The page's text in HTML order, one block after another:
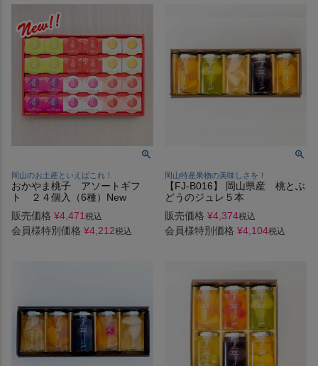
岡山のお土産といえばこれ！
おかやま桃子 アソートギフ
ト ２４個入（6種）New
販売価格 ¥4,471税込
会員様特別価格 ¥4,212税込
岡山特産果物の美味しさを！
【FJ-B016】 岡山県産 桃とぶ
どうのジュレ５本
販売価格 ¥4,374税込
会員様特別価格 ¥4,104税込